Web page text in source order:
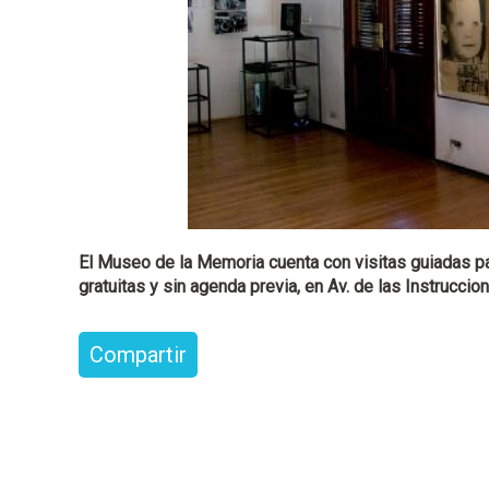
El Museo de la Memoria cuenta con visitas guiadas
gratuitas y sin agenda previa, en Av. de las
Compartir